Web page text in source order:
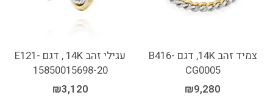
צמיד זהב 14K, דגם B416-
CG0005
₪9,280
עגילי זהב 14K , דגם E121-
15850015698-20
₪3,120